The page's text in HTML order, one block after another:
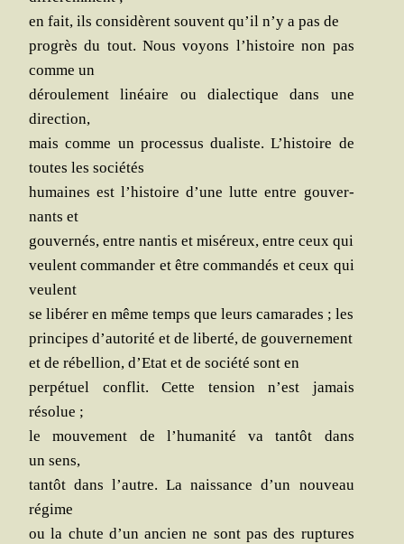
en fait, ils consi­dèrent sou­vent qu’il n’y a pas de
pro­grès du tout. Nous voyons l’histoire non pas
comme un
dérou­le­ment linéaire ou dia­lec­tique dans une
direction,
mais comme un pro­ces­sus dua­liste. L’histoire de
toutes les sociétés
humaines est l’histoire d’une lutte entre gou­ver­
nants et
gou­ver­nés, entre nan­tis et misé­reux, entre ceux qui
veulent com­man­der et être com­man­dés et ceux qui
veulent
se libé­rer en même temps que leurs cama­rades ; les
prin­cipes d’autorité et de liber­té, de gouvernement
et de rébel­lion, d’Etat et de socié­té sont en
per­pé­tuel conflit. Cette ten­sion n’est jamais
résolue ;
le mou­ve­ment de l’humanité va tan­tôt dans
un sens,
tan­tôt dans l’autre. La nais­sance d’un nou­veau
régime
ou la chute d’un ancien ne sont pas des rup­tures